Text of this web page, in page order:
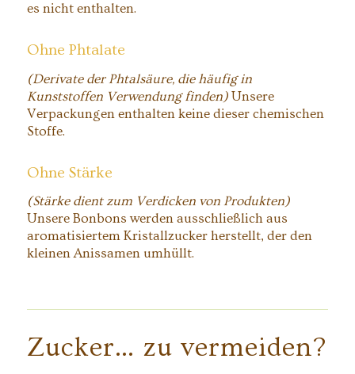
es nicht enthalten.
Ohne Phtalate
(Derivate der Phtalsäure, die häufig in
Kunststoffen Verwendung finden)Unsere
Verpackungen enthalten keine dieser chemischen
Stoffe.
Ohne Stärke
(Stärke dient zum Verdicken von Produkten)
Unsere Bonbons werden ausschließlich aus
aromatisiertem Kristallzucker herstellt, der den
kleinen Anissamen umhüllt.
Zucker… zu vermeiden?